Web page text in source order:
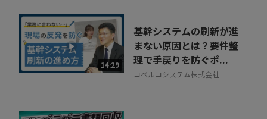
14:29
基幹システムの刷新が進
まない原因とは？要件整
理で手戻りを防ぐポ...
コベルコシステム株式会社